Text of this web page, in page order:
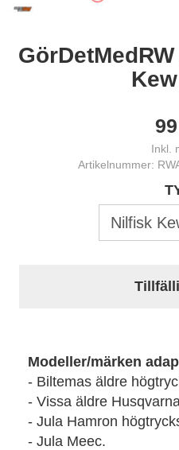
99
Inkl.
Artikelnummer:
Modeller/märken
- Biltemas äldre
- Vissa äldre
- Jula Hamron
- Jula Meec.